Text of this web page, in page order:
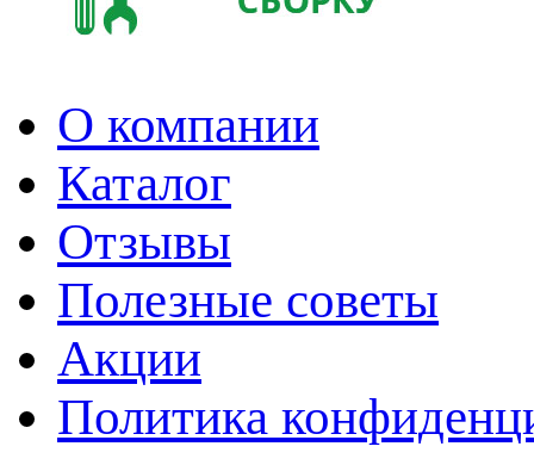
О компании
Каталог
Отзывы
Полезные советы
Акции
Политика